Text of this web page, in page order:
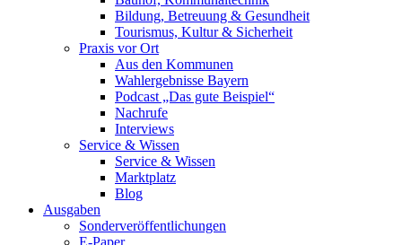
Bildung, Betreuung & Gesundheit
Tourismus, Kultur & Sicherheit
Praxis vor Ort
Aus den Kommunen
Wahlergebnisse Bayern
Podcast „Das gute Beispiel“
Nachrufe
Interviews
Service & Wissen
Service & Wissen
Marktplatz
Blog
Ausgaben
Sonderveröffentlichungen
E-Paper